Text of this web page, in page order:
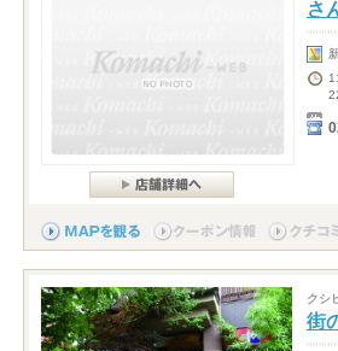
さ
クシ
街